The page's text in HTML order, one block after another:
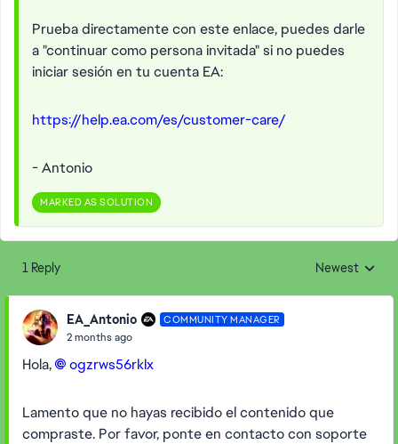
Prueba directamente con este enlace, puedes darle
a "continuar como persona invitada" si no puedes
iniciar sesión en tu cuenta EA:
https://help.ea.com/es/customer-care/
- Antonio
MARKED AS SOLUTION
1 Reply Replies sorted
Newest
EA_Antonio COMMUNITY MANAGER
2 months ago
Hola, ogzrws56rklx​
Lamento que no hayas recibido el contenido que
compraste. Por favor, ponte en contacto con soporte